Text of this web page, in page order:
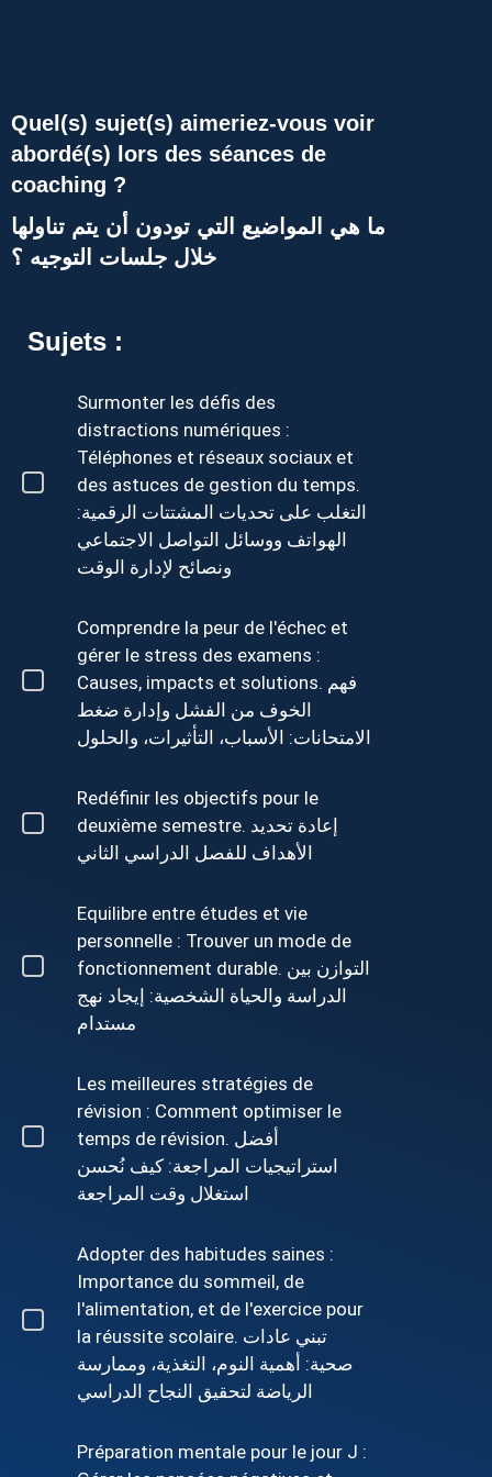
Quel(s) sujet(s) aimeriez-vous voir
abordé(s) lors des séances de
coaching ?
ما هي المواضيع التي تودون أن يتم تناولها
خلال جلسات التوجيه ؟
Sujets :
Surmonter les défis des
distractions numériques :
Téléphones et réseaux sociaux et
des astuces de gestion du temps.
التغلب على تحديات المشتتات الرقمية:
الهواتف ووسائل التواصل الاجتماعي
ونصائح لإدارة الوقت
Comprendre la peur de l'échec et
gérer le stress des examens :
Causes, impacts et solutions. فهم
الخوف من الفشل وإدارة ضغط
الامتحانات: الأسباب، التأثيرات، والحلول
Redéfinir les objectifs pour le
deuxième semestre. إعادة تحديد
الأهداف للفصل الدراسي الثاني
Equilibre entre études et vie
personnelle : Trouver un mode de
fonctionnement durable. التوازن بين
الدراسة والحياة الشخصية: إيجاد نهج
مستدام
Les meilleures stratégies de
révision : Comment optimiser le
temps de révision. أفضل
استراتيجيات المراجعة: كيف نُحسن
استغلال وقت المراجعة
Adopter des habitudes saines :
Importance du sommeil, de
l'alimentation, et de l'exercice pour
la réussite scolaire. تبني عادات
صحية: أهمية النوم، التغذية، وممارسة
الرياضة لتحقيق النجاح الدراسي
Préparation mentale pour le jour J :